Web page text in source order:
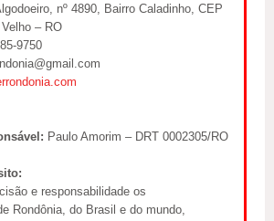
nº 4890, Bairro Caladinho, CEP
– RO
9750
Paulo Amorim – DRT 0002305/RO
e responsabilidade os
Rondônia, do Brasil e do mundo,